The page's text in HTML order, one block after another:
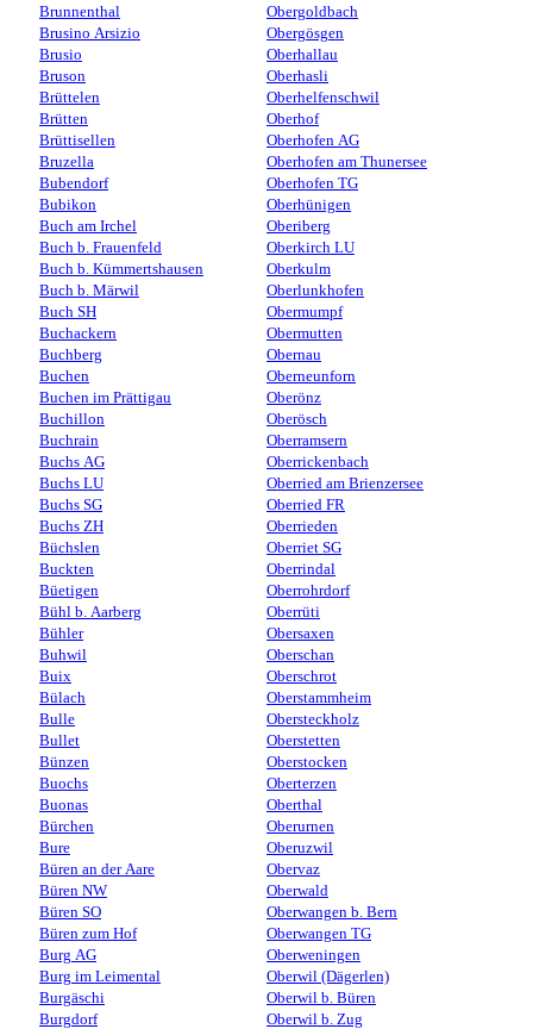
Brunnenthal
Brusino Arsizio
Brusio
Bruson
Brüttelen
Brütten
Brüttisellen
Bruzella
Bubendorf
Bubikon
Buch am Irchel
Buch b. Frauenfeld
Buch b. Kümmertshausen
Buch b. Märwil
Buch SH
Buchackern
Buchberg
Buchen
Buchen im Prättigau
Buchillon
Buchrain
Buchs AG
Buchs LU
Buchs SG
Buchs ZH
Büchslen
Buckten
Büetigen
Bühl b. Aarberg
Bühler
Buhwil
Buix
Bülach
Bulle
Bullet
Bünzen
Buochs
Buonas
Bürchen
Bure
Büren an der Aare
Büren NW
Büren SO
Büren zum Hof
Burg AG
Burg im Leimental
Burgäschi
Burgdorf
Obergoldbach
Obergösgen
Oberhallau
Oberhasli
Oberhelfenschwil
Oberhof
Oberhofen AG
Oberhofen am Thunersee
Oberhofen TG
Oberhünigen
Oberiberg
Oberkirch LU
Oberkulm
Oberlunkhofen
Obermumpf
Obermutten
Obernau
Oberneunforn
Oberönz
Oberösch
Oberramsern
Oberrickenbach
Oberried am Brienzersee
Oberried FR
Oberrieden
Oberriet SG
Oberrindal
Oberrohrdorf
Oberrüti
Obersaxen
Oberschan
Oberschrot
Oberstammheim
Obersteckholz
Oberstetten
Oberstocken
Oberterzen
Oberthal
Oberurnen
Oberuzwil
Obervaz
Oberwald
Oberwangen b. Bern
Oberwangen TG
Oberweningen
Oberwil (Dägerlen)
Oberwil b. Büren
Oberwil b. Zug